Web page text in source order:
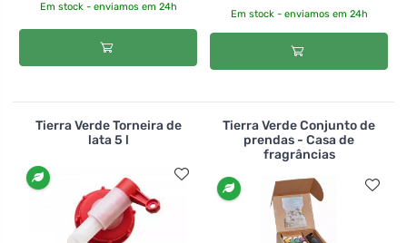
Em stock - enviamos em 24h
Em stock - enviamos em 24h
Tierra Verde Torneira de
lata 5 l
Tierra Verde Conjunto de
prendas - Casa de
fragrâncias